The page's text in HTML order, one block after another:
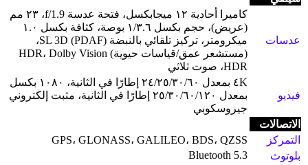
عدسات
كاميرا أحادية ١٢ ميجابكسل، فتحة عدسة f/1.9، ٢٣ مم
(عريض)، حجم بكسل ١/٣.٦ بوصة، كثافة بكسل ١.٠
ميكرومتر، تركيز تلقائي بالنبضة (PDAF) SL 3D،
(مستشعر عمق/قياسات حيوية) HDR، Dolby Vision
HDR، صوت ثلاثي
فيديو
٤K بمعدل ٢٤/٢٥/٣٠/٦٠ إطارًا في الثانية، ١٠٨٠ بكسل
بمعدل ٢٥/٣٠/٦٠/١٢٠ إطارًا في الثانية، مثبت إلكتروني
جيروسكوبي
الاتصالات
التمركز
GPS، GLONASS، GALILEO، BDS، QZSS
بلوتوث
Bluetooth 5.3